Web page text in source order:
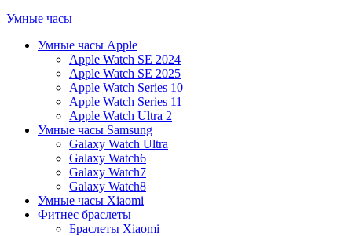
Умные часы
Умные часы Apple
Apple Watch SE 2024
Apple Watch SE 2025
Apple Watch Series 10
Apple Watch Series 11
Apple Watch Ultra 2
Умные часы Samsung
Galaxy Watch Ultra
Galaxy Watch6
Galaxy Watch7
Galaxy Watch8
Умные часы Xiaomi
Фитнес браслеты
Браслеты Xiaomi